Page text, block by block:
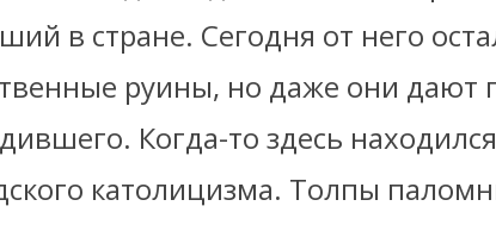
в стране. Сегодня от него
руины, но даже они дают
Когда-то здесь
католицизма. Толпы